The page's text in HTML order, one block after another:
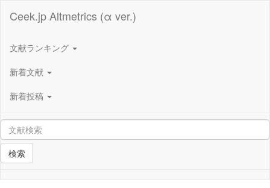
Ceek.jp Altmetrics (α ver.)
文献ランキング
新着文献
新着投稿
検索